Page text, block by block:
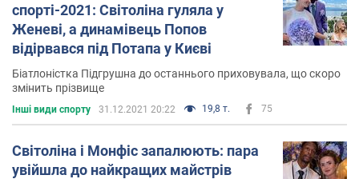
спорті-2021: Світоліна гуляла у
Женеві, а динамівець Попов
відірвався під Потапа у Києві
Біатлоністка Підгрушна до останнього приховувала, що скоро
змінить прізвище
Інші види спорту 31.12.2021 20:22 19,8 т. 75
Світоліна і Монфіс запалюють: пара
увійшла до найкращих майстрів